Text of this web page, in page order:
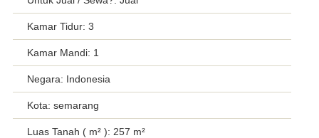
Kamar Tidur: 3
Kamar Mandi: 1
Negara: Indonesia
Kota: semarang
Luas Tanah ( m² ): 257 m²